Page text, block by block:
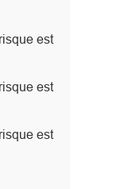
est
est
est